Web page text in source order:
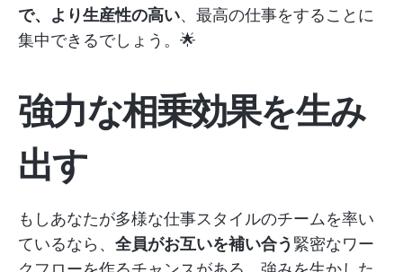
で、より生産性の高い、最高の仕事をすることに
集中できるでしょう。🌟
強力な相乗効果を生み
出す
もしあなたが多様な仕事スタイルのチームを率い
ているなら、 全員がお互いを補い合う 緊密なワー